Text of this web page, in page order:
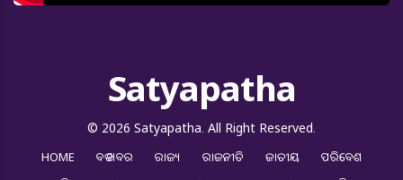
Satyapatha
© 2026 Satyapatha. All Right Reserved.
HOME ବଡ ଖବର ରାଜ୍ୟ ରାଜନୀତି ଜାତୀୟ
ପରିବେଶ